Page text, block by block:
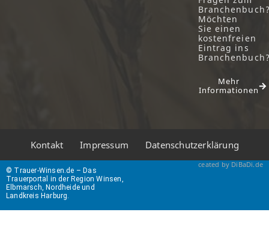
Möchten
Sie einen
kostenfreien
Eintrag ins
Mehr
Informationen
Kontakt Impressum Datenschutzerklärung
© Trauer-Winsen.de – Das
Trauerportal in der Region Winsen,
Elbmarsch, Nordheide und
Landkreis Harburg.
ceated by DiBaDi.de